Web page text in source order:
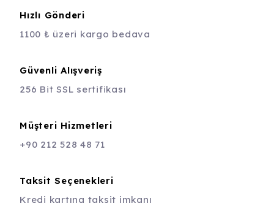
Hızlı Gönderi
1100 ₺ üzeri kargo bedava
Güvenli Alışveriş
256 Bit SSL sertifikası
Müşteri Hizmetleri
+90 212 528 48 71
Taksit Seçenekleri
Kredi kartına taksit imkanı